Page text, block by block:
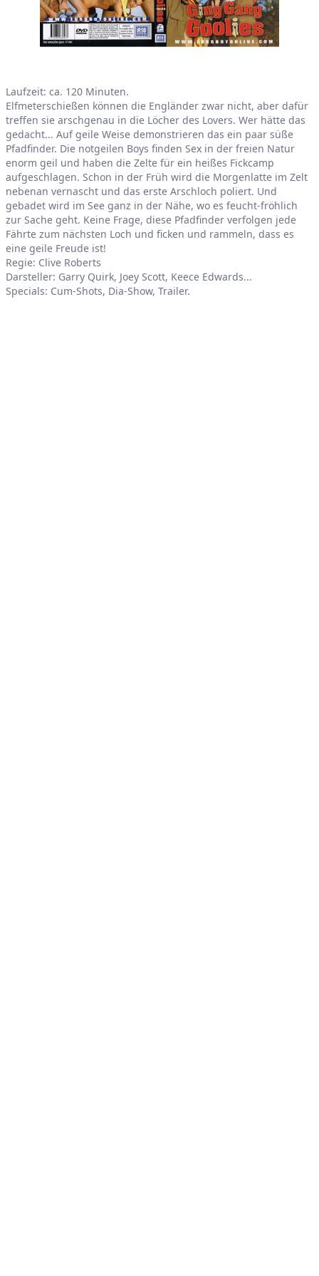
Product information
Laufzeit: ca. 120 Minuten.
Elfmeterschießen können die Engländer zwar nicht, aber dafür
treffen sie arschgenau in die Löcher des Lovers. Wer hätte das
gedacht... Auf geile Weise demonstrieren das ein paar süße
Pfadfinder. Die notgeilen Boys finden Sex in der freien Natur
enorm geil und haben die Zelte für ein heißes Fickcamp
aufgeschlagen. Schon in der Früh wird die Morgenlatte im Zelt
nebenan vernascht und das erste Arschloch poliert. Und
gebadet wird im See ganz in der Nähe, wo es feucht-fröhlich
zur Sache geht. Keine Frage, diese Pfadfinder verfolgen jede
Fährte zum nächsten Loch und ficken und rammeln, dass es
eine geile Freude ist!
Regie: Clive Roberts
Darsteller: Garry Quirk, Joey Scott, Keece Edwards...
Specials: Cum-Shots, Dia-Show, Trailer.